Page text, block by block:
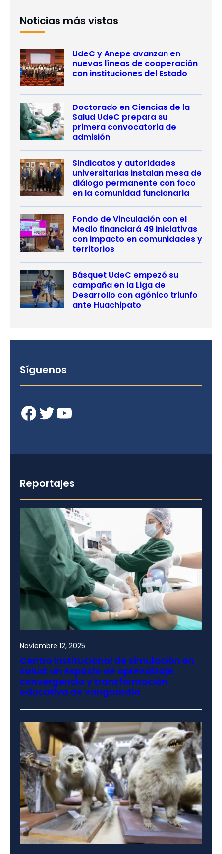
Noticias más vistas
UdeC y Anepe avanzan en
nuevas líneas de cooperación
con instituciones del Estado
Doctorado en Ciencias de la
Salud UdeC prepara su
primera convocatoria de
admisión
Sindicatos y autoridades
universitarias instalan mesa de
diálogo permanente con foco
en la comunidad funcionaria
Fondo de Vinculación con el
Medio financiará 49 iniciativas
con impacto en comunidades y
territorios
Básquet UdeC empezó su
campaña en la Liga de
Desarrollo con agónico triunfo
ante Huachipato
Síguenos
Facebook Twitter YouTube
Reportajes
Noviembre 12, 2025
Centro institucional de simulación en
salud: un espacio de aprendizaje,
convergencia y transformación
educativa de vanguardia